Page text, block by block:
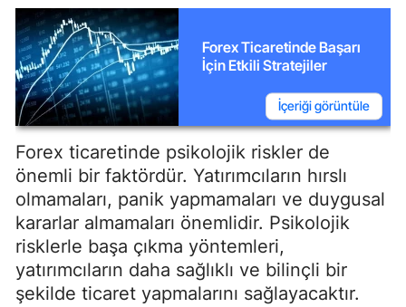
Forex Ticaretinde Başarı
İçin Etkili Stratejiler
İçeriği görüntüle
Forex ticaretinde psikolojik riskler de
önemli bir faktördür. Yatırımcıların hırslı
olmamaları, panik yapmamaları ve duygusal
kararlar almamaları önemlidir. Psikolojik
risklerle başa çıkma yöntemleri,
yatırımcıların daha sağlıklı ve bilinçli bir
şekilde ticaret yapmalarını sağlayacaktır.